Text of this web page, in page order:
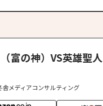
富の神）VS英雄聖人
舎メディアコンサルティング